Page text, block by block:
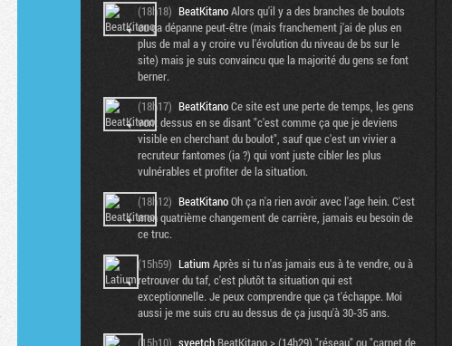
(18h18) BeatKitanoAlors qu'il y a des branches de boulots
ou ça dépanne peut-être (mais franchement j'ai de plus en
plus de mal a y croire vu l'évolution du niveau de bs sur le
site) mais je suis convaincu que la majorité du gens se font
berner.
(18h17) BeatKitanoCe site est une perte de temps, les gens
vont dessus en se disant "c'est comme ça que je deviens
visible en cherchant du boulot", sauf que c'est un vivier a
recruteur fantomes (ia ?) qui vont juste cibler les plus
vulnérables et profiter de la situation.
(18h12) BeatKitanoOh ça n'a rien avoir avec l'age hein. C'est
mon quatrième changement de carrière, jamais eu besoin de
ce truc.
(15h59) Latium Après si tu n'as jamais eus à te vendre, ou à
retrouver du taf, c'est plutôt ta situation qui est
exceptionnelle. Je peux comprendre que ça t'échappe. Moi
aussi je me suis cru au dessus de ça jusqu'à 30-35 ans.
(15h10) sveetch BeatKitano > (14h29) "réseau" ou "carnet de